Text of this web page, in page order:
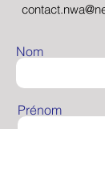
Nom
Prénom